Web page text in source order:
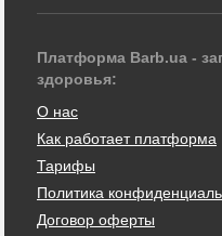
Платформа Barb.ua -
здоровья:
О нас
Как работает платформа
Тарифы
Политика
Договор оферты